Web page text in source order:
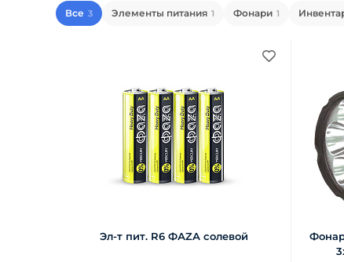
Все 3 Элементы питания 1 Фонари 1
Эл-т пит. R6 ФАZА солевой